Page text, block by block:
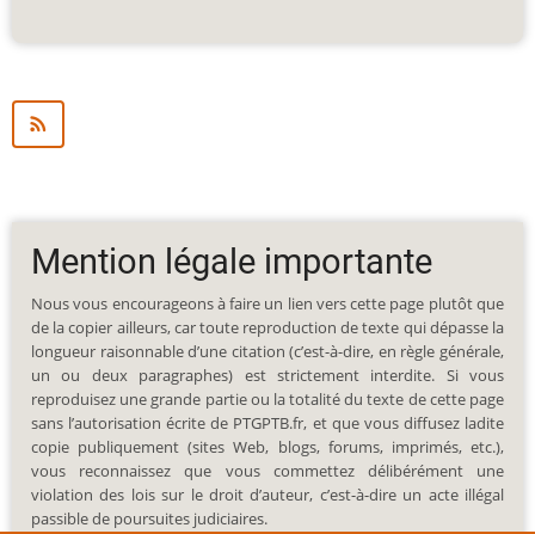
Mention légale importante
Nous vous encourageons à faire un lien vers cette page plutôt que
de la copier ailleurs, car toute reproduction de texte qui dépasse la
longueur raisonnable d’une citation (c’est-à-dire, en règle générale,
un ou deux paragraphes) est strictement interdite. Si vous
reproduisez une grande partie ou la totalité du texte de cette page
sans l’autorisation écrite de PTGPTB.fr, et que vous diffusez ladite
copie publiquement (sites Web, blogs, forums, imprimés, etc.),
vous reconnaissez que vous commettez délibérément une
violation des lois sur le droit d’auteur, c’est-à-dire un acte illégal
passible de poursuites judiciaires.